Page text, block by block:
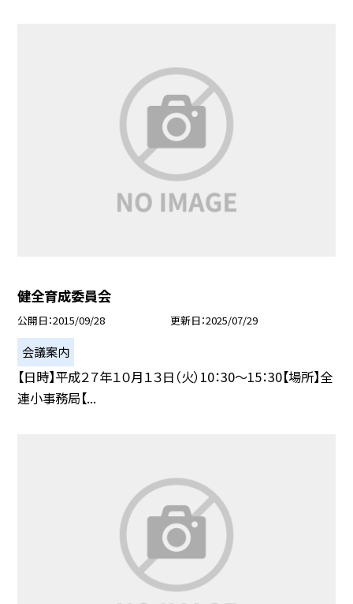
健全育成委員会
公開日 2015/09/28 更新日 2025/07/29
会議案内
【日時】平成２７年１０月１３日（火）10：30〜15：30【場所】全
連小事務局【...